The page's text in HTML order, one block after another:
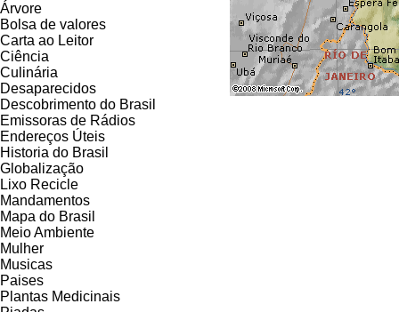
Árvore
Bolsa de valores
Carta ao Leitor
Ciência
Culinária
Desaparecidos
Descobrimento do Brasil
Emissoras de Rádios
Endereços Úteis
Historia do Brasil
Globalização
Lixo Recicle
Mandamentos
Mapa do Brasil
Meio Ambiente
Mulher
Musicas
Paises
Plantas Medicinais